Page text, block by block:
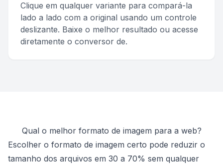
Clique em qualquer variante para compará-la
lado a lado com a original usando um controle
deslizante. Baixe o melhor resultado ou acesse
diretamente o conversor de.
Qual o melhor formato de imagem para a web?
Escolher o formato de imagem certo pode reduzir o
tamanho dos arquivos em 30 a 70% sem qualquer